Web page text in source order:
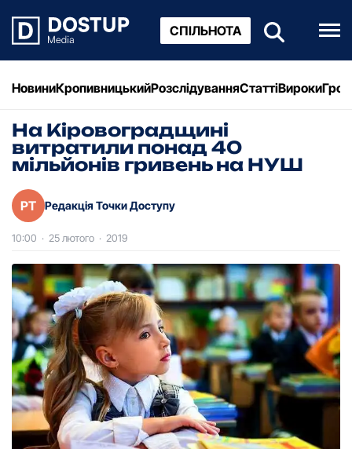
СПІЛЬНОТА
НовиниКропивницькийРозслідуванняСтаттіВироки
На Кіpовогpадщині
витpатили понад 40
мільйонів гpивень на НУШ
РТ Редакція Точки Доступу
10:00 · 25 лютого · 2019